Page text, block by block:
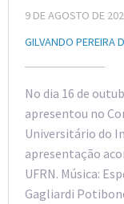
9 DE AGOSTO DE
GILVANDO PEREIRA
No dia 16 de
apresentou no
Universitário do
apresentação
UFRN. Música:
Gagliardi